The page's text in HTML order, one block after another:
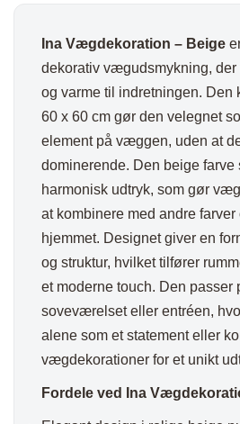
Ina Vægdekoration – Beige
dekorativ vægudsmykning, der
og varme til indretningen. Den
60 x 60 cm gør den velegnet
element på væggen, uden at
dominerende. Den beige farve
harmonisk udtryk, som gør
at kombinere med andre farver
hjemmet. Designet giver en
og struktur, hvilket tilfører
et moderne touch. Den passer
soveværelset eller entréen,
alene som et statement eller
vægdekorationer for et unikt
Fordele ved Ina